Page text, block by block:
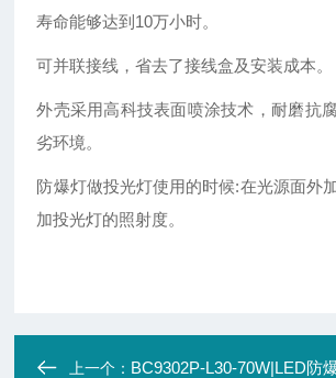
寿命能够达到10万小时。
可并联接线，省去了接线盒及安装成本。
外壳采用高科技表面喷涂技术，耐磨抗
劣环境。
防爆灯做投光灯使用的时候:在光源面外
加投光灯的照射度。
上一个： BC9302P-L30-70W|LED防